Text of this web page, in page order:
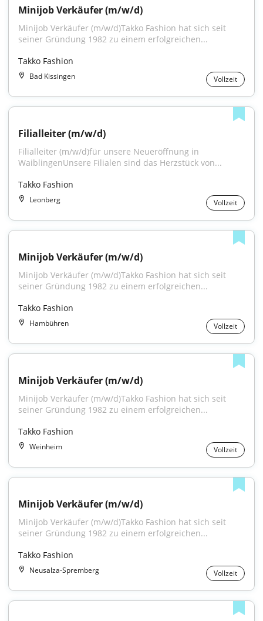
Minijob Verkäufer (m/w/d)
Minijob Verkäufer (m/w/d)Takko Fashion hat sich seit
seiner Gründung 1982 zu einem erfolgreichen...
Takko Fashion
Bad Kissingen Vollzeit
Filialleiter (m/w/d)
Filialleiter (m/w/d)für unsere Neueröffnung in
WaiblingenUnsere Filialen sind das Herzstück von...
Takko Fashion
Leonberg Vollzeit
Minijob Verkäufer (m/w/d)
Minijob Verkäufer (m/w/d)Takko Fashion hat sich seit
seiner Gründung 1982 zu einem erfolgreichen...
Takko Fashion
Hambühren Vollzeit
Minijob Verkäufer (m/w/d)
Minijob Verkäufer (m/w/d)Takko Fashion hat sich seit
seiner Gründung 1982 zu einem erfolgreichen...
Takko Fashion
Weinheim Vollzeit
Minijob Verkäufer (m/w/d)
Minijob Verkäufer (m/w/d)Takko Fashion hat sich seit
seiner Gründung 1982 zu einem erfolgreichen...
Takko Fashion
Neusalza-Spremberg Vollzeit